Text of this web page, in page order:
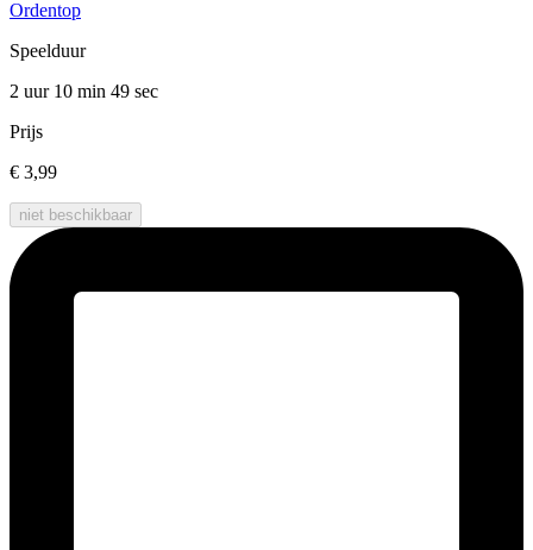
Ordentop
Speelduur
2 uur 10 min 49 sec
Prijs
€ 3,99
niet beschikbaar